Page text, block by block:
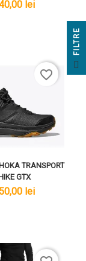
lei
TRANSPORT
GTX
lei
favorite_border
E